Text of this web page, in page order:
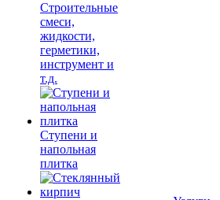
Строительные
смеси,
жидкости,
герметики,
инструмент и
т.д.
Ступени и
напольная
плитка